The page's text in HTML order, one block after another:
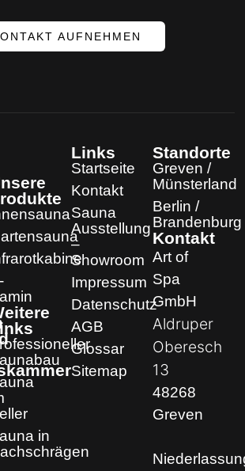
AUFNEHMEN
in
Links
Startseite
Kontakt
Sauna
Ausstellung
–
Showroom
Impressum
Datenschutz
AGB
Glossar
Sitemap
Standorte
Greven /
Münsterland
Berlin /
Brandenburg
Kontakt
Art of
Spa
GmbH
Aldruper
Oberesch
13
48268
Greven